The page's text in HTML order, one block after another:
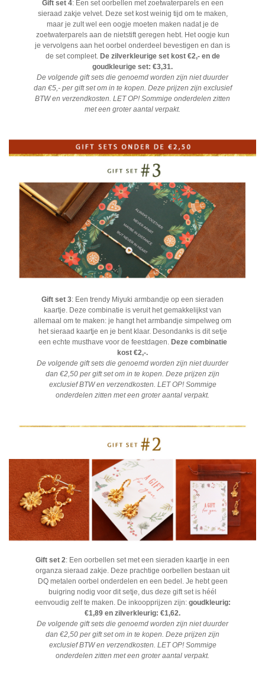
Gift set 4: Een set oorbellen met zoetwaterparels en een
sieraad zakje velvet. Deze set kost weinig tijd om te maken,
maar je zult wel een oogje moeten maken nadat je de
zoetwaterparels aan de nietstift geregen hebt. Het oogje kun
je vervolgens aan het oorbel onderdeel bevestigen en dan is
de set compleet. De zilverkleurige set kost €2,- en de
goudkleurige set: €3,31.
De volgende gift sets die genoemd worden zijn niet duurder
dan €5,- per gift set om in te kopen. Deze prijzen zijn exclusief
BTW en verzendkosten. LET OP! Sommige onderdelen zitten
met een groter aantal verpakt.
Gift set 3: Een trendy Miyuki armbandje op een sieraden
kaartje. Deze combinatie is veruit het gemakkelijkst van
allemaal om te maken: je hangt het armbandje simpelweg om
het sieraad kaartje en je bent klaar. Desondanks is dit setje
een echte musthave voor de feestdagen. Deze combinatie
kost €2,-.
De volgende gift sets die genoemd worden zijn niet duurder
dan €2,50 per gift set om in te kopen. Deze prijzen zijn
exclusief BTW en verzendkosten. LET OP! Sommige
onderdelen zitten met een groter aantal verpakt.
Gift set 2: Een oorbellen set met een sieraden kaartje in een
organza sieraad zakje. Deze prachtige oorbellen bestaan uit
DQ metalen oorbel onderdelen en een bedel. Je hebt geen
buigring nodig voor dit setje, dus deze gift set is héél
eenvoudig zelf te maken. De inkoopprijzen zijn: goudkleurig:
€1,89 en zilverkleurig: €1,62.
De volgende gift sets die genoemd worden zijn niet duurder
dan €2,50 per gift set om in te kopen. Deze prijzen zijn
exclusief BTW en verzendkosten. LET OP! Sommige
onderdelen zitten met een groter aantal verpakt.